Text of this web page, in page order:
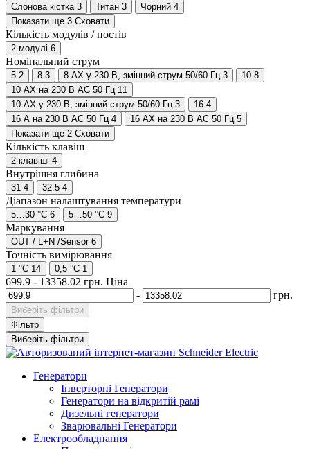
Слонова кістка 3 Титан 3 Чорний 4
Показати ще 3 Сховати
Кількість модулів / постів
2 модулі 6
Номінальний струм
5 2 8 3 8 АХ у 230 В, змінний струм 50/60 Гц 3 10 8
10 AX на 230 В AC 50 Гц 11
10 АХ у 230 В, змінний струм 50/60 Гц 3 16 4
16 A на 230 В AC 50 Гц 4 16 AX на 230 В AC 50 Гц 5
Показати ще 2 Сховати
Кількість клавіш
2 клавіші 4
Внутрішня глибина
31 4 32.5 4
Діапазон налаштування температури
5…30 °C 6 5…50 °C 9
Маркування
OUT / L+N /Sensor 6
Точність вимірювання
1 °C 14 0,5 °C 1
699.9 - 13358.02 грн. Ціна
-
грн.
Виберіть фільтри
Фільтр
Виберіть фільтри
Генератори
Інверторні Генератори
Генератори на відкритій рамі
Дизельні генератори
Зварювальні Генератори
Електрообладнання